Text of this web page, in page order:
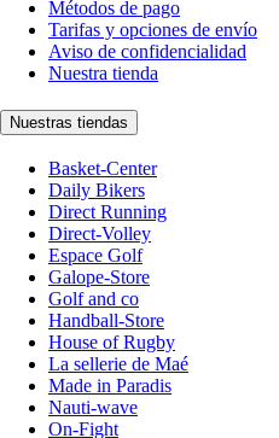
Métodos de pago
Tarifas y opciones de envío
Aviso de confidencialidad
Nuestra tienda
Nuestras tiendas
Basket-Center
Daily Bikers
Direct Running
Direct-Volley
Espace Golf
Galope-Store
Golf and co
Handball-Store
House of Rugby
La sellerie de Maé
Made in Paradis
Nauti-wave
On-Fight